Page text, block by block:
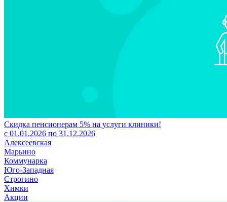
Скидка пенсионерам 5% на услуги клиники!
с 01.01.2026 по 31.12.2026
Алексеевская
Марьино
Коммунарка
Юго-Западная
Строгино
Химки
Акции